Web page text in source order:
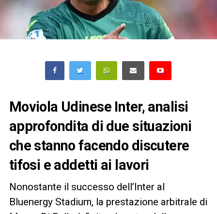
Moviola Udinese Inter, analisi
approfondita di due situazioni
che stanno facendo discutere
tifosi e addetti ai lavori
Nonostante il successo dell’Inter al
Bluenergy Stadium, la prestazione arbitrale di